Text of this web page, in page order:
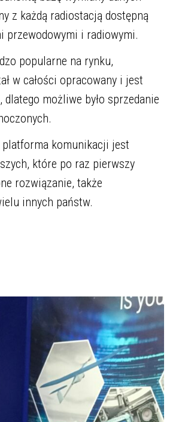
z każdą radiostacją dostępną
przewodowymi i radiowymi.
popularne na rynku,
w całości opracowany i jest
dlatego możliwe było sprzedanie
platforma komunikacji jest
które po raz pierwszy
rozwiązanie, także
innych państw.